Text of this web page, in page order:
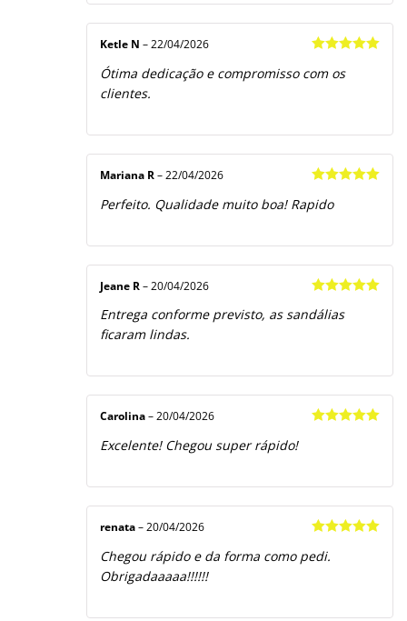
de 5
Ketle N – 22/04/2026
Ótima dedicação e compromisso com os
clientes.
de 5
Mariana R – 22/04/2026
Perfeito. Qualidade muito boa! Rapido
de 5
Jeane R – 20/04/2026
Entrega conforme previsto, as sandálias
ficaram lindas.
Carolina – 20/04/2026
Excelente! Chegou super rápido!
de 5
renata – 20/04/2026
Chegou rápido e da forma como pedi.
Obrigadaaaaa!!!!!!